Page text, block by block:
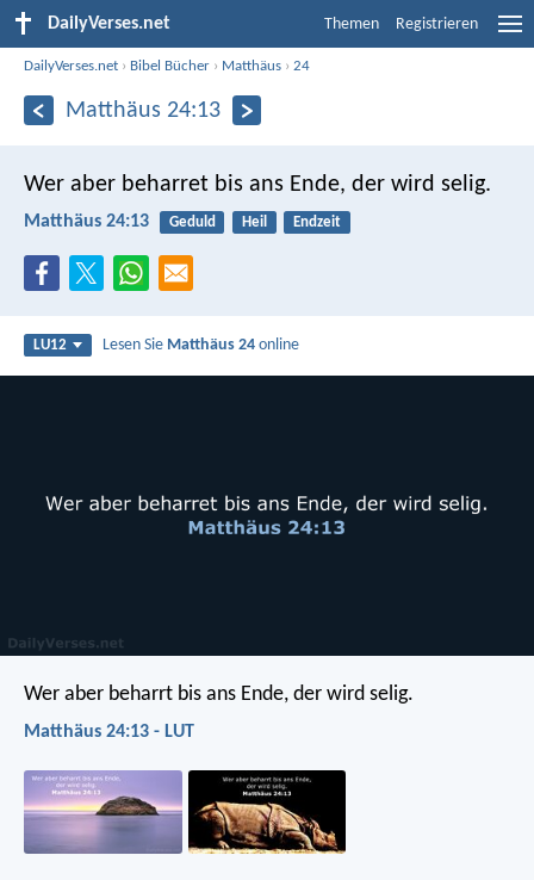
DailyVerses.net Themen Registrieren
DailyVerses.net › Bibel Bücher › Matthäus ›24
Matthäus 24:13
Wer aber beharret bis ans Ende, der wird selig.
Matthäus 24:13 Geduld Heil Endzeit
LU12 Lesen Sie Matthäus 24 online
Wer aber beharrt bis ans Ende, der wird selig.
Matthäus 24:13 - LUT